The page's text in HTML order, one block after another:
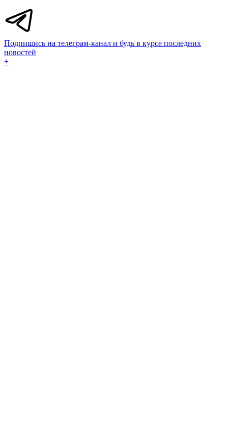
Подпишись на телеграм-канал и будь в курсе последних
новостей
+